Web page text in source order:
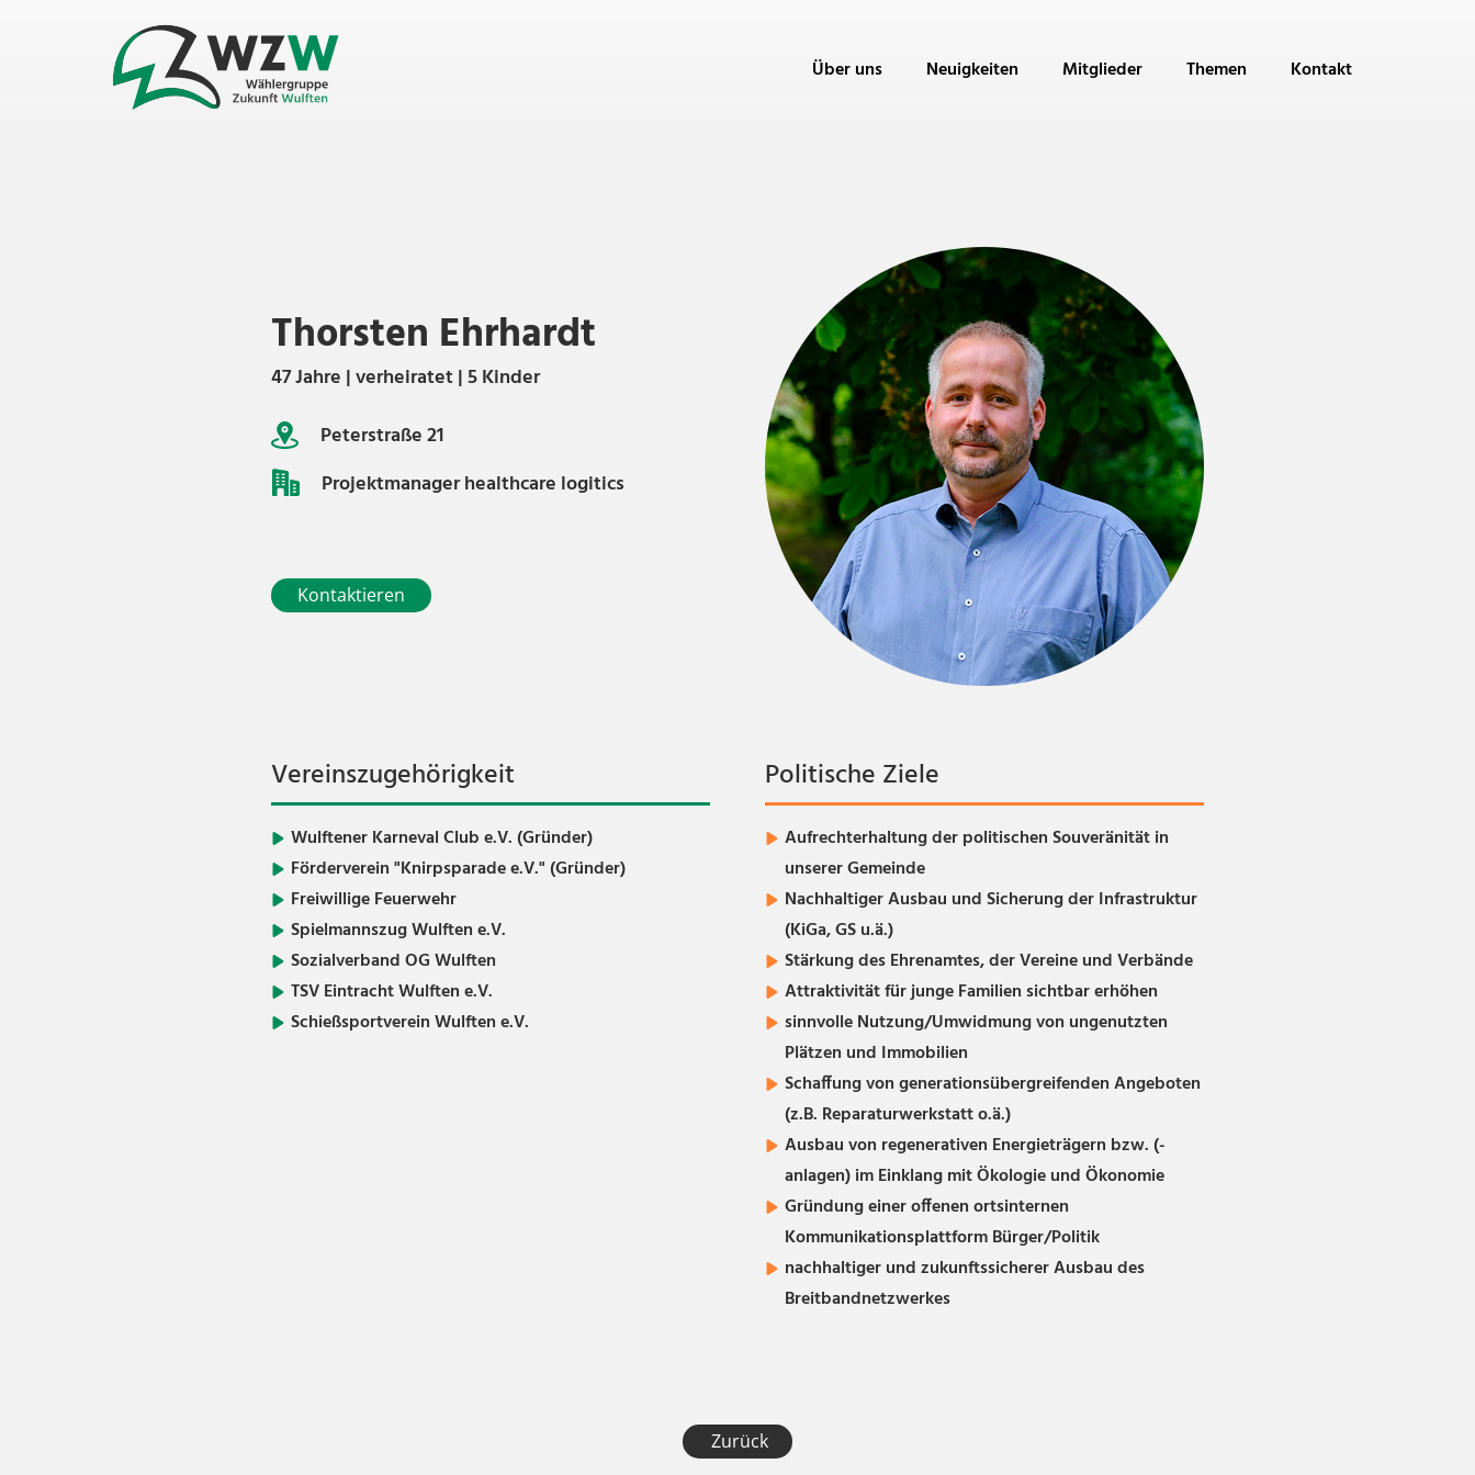
Über uns Neuigkeiten Mitglieder Themen Kontakt
Thorsten Ehrhardt
47 Jahre | verheiratet | 5 Kinder
Peterstraße 21
Projektmanager healthcare logitics
Kontaktieren
Vereinszugehörigkeit
Wulftener Karneval Club e.V. (Gründer)
Förderverein "Knirpsparade e.V." (Gründer)
Freiwillige Feuerwehr
Spielmannszug Wulften e.V.
Sozialverband OG Wulften
TSV Eintracht Wulften e.V.
Schießsportverein Wulften e.V.
Politische Ziele
Aufrechterhaltung der politischen Souveränität in
unserer Gemeinde
Nachhaltiger Ausbau und Sicherung der Infrastruktur
(KiGa, GS u.ä.)
Stärkung des Ehrenamtes, der Vereine und Verbände
Attraktivität für junge Familien sichtbar erhöhen
sinnvolle Nutzung/Umwidmung von ungenutzten
Plätzen und Immobilien
Schaffung von generationsübergreifenden Angeboten
(z.B. Reparaturwerkstatt o.ä.)
Ausbau von regenerativen Energieträgern bzw. (-
anlagen) im Einklang mit Ökologie und Ökonomie
Gründung einer offenen ortsinternen
Kommunikationsplattform Bürger/Politik
nachhaltiger und zukunftssicherer Ausbau des
Breitbandnetzwerkes
​​Zurück